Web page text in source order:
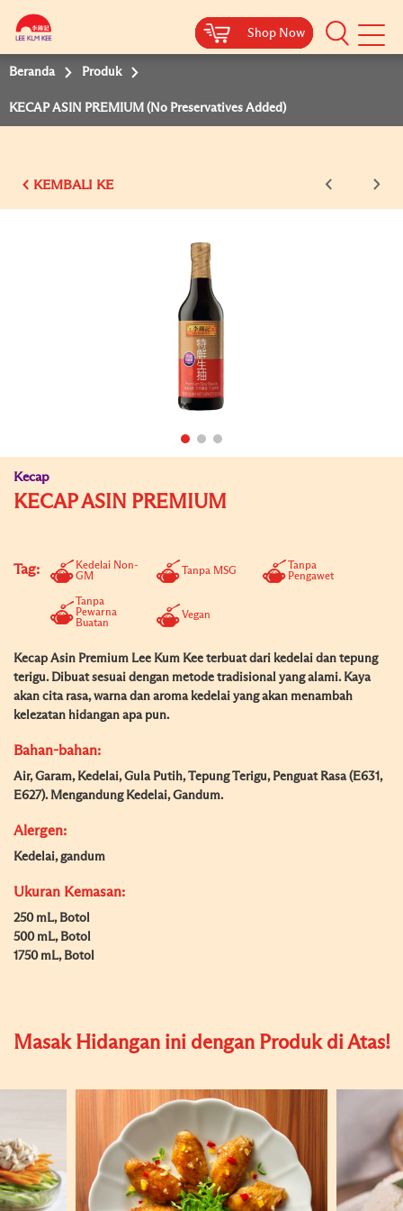
Shop Now
Shop Now
Shop Now
Shop Now
Shop Now
Beranda Produk
KECAP ASIN PREMIUM (No Preservatives Added)
KEMBALI KE
Kecap
KECAP ASIN PREMIUM
Tag:
Kedelai Non-
GM
Tanpa MSG
Tanpa
Pengawet
Tanpa
Pewarna
Buatan
Vegan
Kecap Asin Premium Lee Kum Kee terbuat dari kedelai dan tepung
terigu. Dibuat sesuai dengan metode tradisional yang alami. Kaya
akan cita rasa, warna dan aroma kedelai yang akan menambah
kelezatan hidangan apa pun.
Bahan-bahan:
Air, Garam, Kedelai, Gula Putih, Tepung Terigu, Penguat Rasa (E631,
E627). Mengandung Kedelai, Gandum.
Alergen:
Kedelai, gandum
Ukuran Kemasan:
250 mL, Botol
500 mL, Botol
1750 mL, Botol
Masak Hidangan ini dengan Produk di Atas!